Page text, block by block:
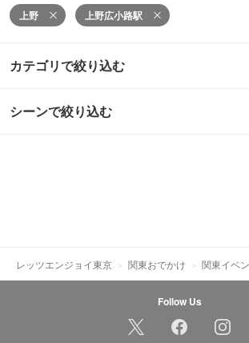
上野 上野広小路駅
カテゴリで絞り込む
シーンで絞り込む
レッツエンジョイ東京 関東おでかけ 関東イベ
Follow Us